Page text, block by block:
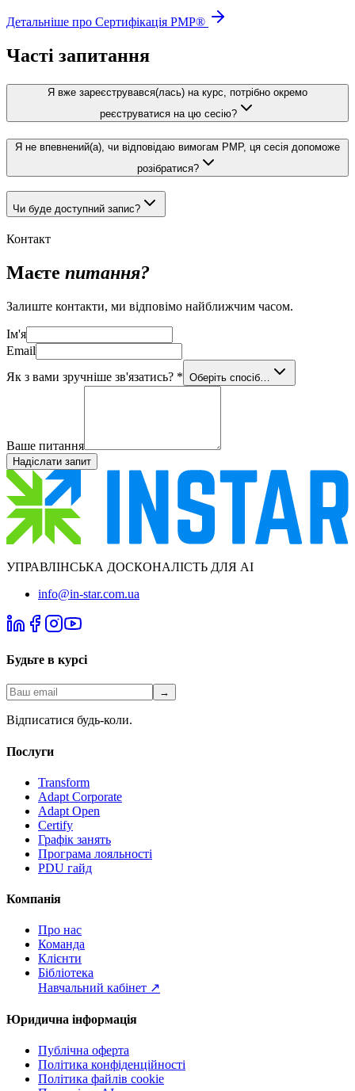
Детальніше про Сертифікація PMP®
Часті запитання
Я вже зареєструвався(лась) на курс, потрібно окремо
реєструватися на цю сесію?
Я не впевнений(а), чи відповідаю вимогам PMP, ця сесія допоможе
розібратися?
Чи буде доступний запис?
Контакт
Маєте питання?
Залиште контакти, ми відповімо найближчим часом.
Ім'я
Email
Як з вами зручніше зв'язатись? * Оберіть спосіб…
Ваше питання
Надіслати запит
УПРАВЛІНСЬКА ДОСКОНАЛІСТЬ ДЛЯ AI
info@in-star.com.ua
Будьте в курсі
→
Відписатися будь-коли.
Послуги
Transform
Adapt Corporate
Adapt Open
Certify
Графік занять
Програма лояльності
PDU гайд
Компанія
Про нас
Команда
Клієнти
Бібліотека
Навчальний кабінет ↗
Юридична інформація
Публічна оферта
Політика конфіденційності
Політика файлів cookie